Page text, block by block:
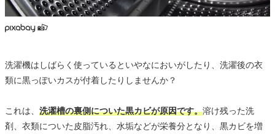
洗濯機はしばらく使っているといやなにおいがしたり、洗濯後の衣
類に黒っぽいカスが付着したりしませんか？
これは、 洗濯槽の裏側についた黒カビが原因です。溶け残った洗
剤、衣類についた皮脂汚れ、水垢などが栄養分となり、黒カビを増